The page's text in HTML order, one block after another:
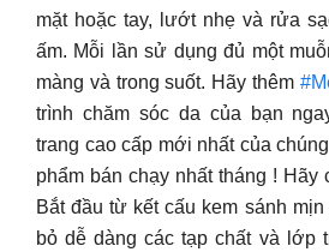
mặt hoặc tay, lướt nhẹ và rửa
ấm. Mỗi lần sử dụng đủ một
màng và trong suốt. Hãy thêm
trình chăm sóc da của bạn
trang cao cấp mới nhất của
phẩm bán chạy nhất tháng ! Hãy
Bắt đầu từ kết cấu kem sánh
bỏ dễ dàng các tạp chất và lớp